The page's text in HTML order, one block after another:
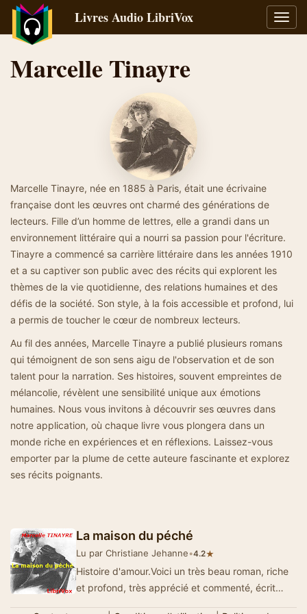
la
Livres Audio LibriVox
Marcelle Tinayre
Marcelle Tinayre, née en 1885 à Paris, était une écrivaine
française dont les œuvres ont charmé des générations de
lecteurs. Fille d’un homme de lettres, elle a grandi dans un
environnement littéraire qui a nourri sa passion pour l'écriture.
Tinayre a commencé sa carrière littéraire dans les années 1910
et a su captiver son public avec des récits qui explorent les
thèmes de la vie quotidienne, des relations humaines et des
défis de la société. Son style, à la fois accessible et profond, lui
a permis de toucher le cœur de nombreux lecteurs.
Au fil des années, Marcelle Tinayre a publié plusieurs romans
qui témoignent de son sens aigu de l'observation et de son
talent pour la narration. Ses histoires, souvent empreintes de
mélancolie, révèlent une sensibilité unique aux émotions
humaines. Nous vous invitons à découvrir ses œuvres dans
notre application, où chaque livre vous plongera dans un
monde riche en expériences et en réflexions. Laissez-vous
emporter par la plume de cette auteure fascinante et explorez
ses récits poignants.
La maison du péché
Lu par Christiane Jehanne•4.2★
Histoire d'amour.Voici un très beau roman, riche
et profond, très apprécié et commenté, écrit